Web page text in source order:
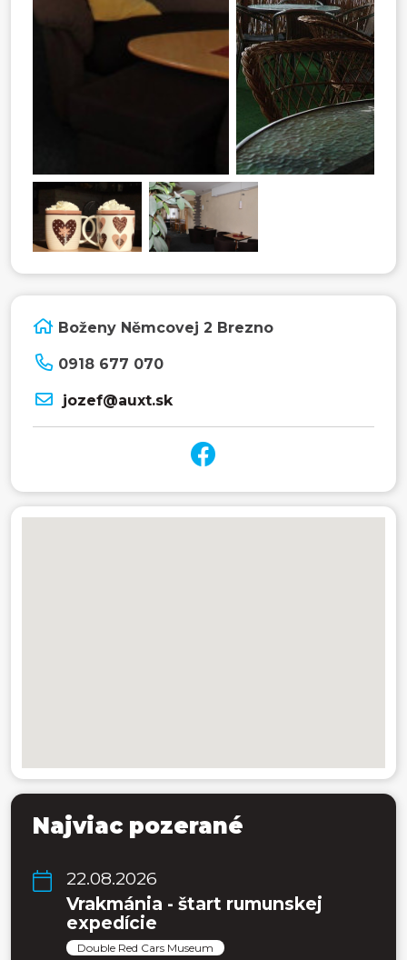
Boženy Němcovej 2 Brezno
0918 677 070
jozef@auxt.sk
Najviac pozerané
22.08.2026
Vrakmánia - štart rumunskej
expedície
Double Red Cars Museum